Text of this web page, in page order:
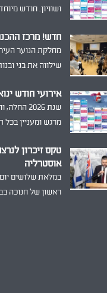
ושוויון. חודש
שחשוב באמת
חדש! מרכז
מחלקת הנוער
שילווה את בני
סימולציות,
אירועי חודש
שנת 2026
מרגש ומעניין בכל
תרבות לקהלים
טקס זיכרון
אוסטרליה
במלאת שלושים
ראשון של חנוכה
האנז"ק בבאר